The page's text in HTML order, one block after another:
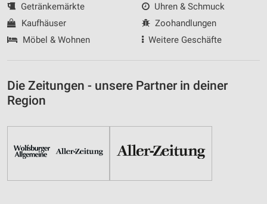
Getränkemärkte
Kaufhäuser
Möbel & Wohnen
Uhren & Schmuck
Zoohandlungen
Weitere Geschäfte
Die Zeitungen - unsere Partner in deiner
Region